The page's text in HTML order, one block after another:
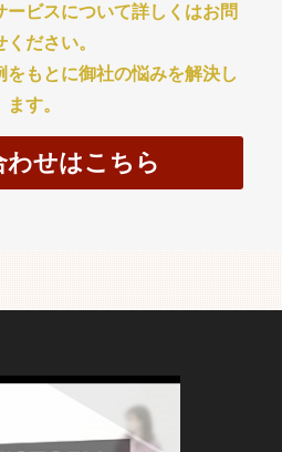
ービスについて詳しくはお問
ください。
もとに御社の悩みを解決し
ます。
わせはこちら